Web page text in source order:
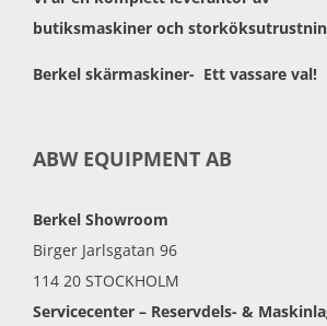
butiksmaskiner och
Berkel skärmaskiner- Ett vassare val!
ABW EQUIPMENT AB
Berkel Showroom
Birger Jarlsgatan 96
114 20 STOCKHOLM
Servicecenter – Reservdels- &